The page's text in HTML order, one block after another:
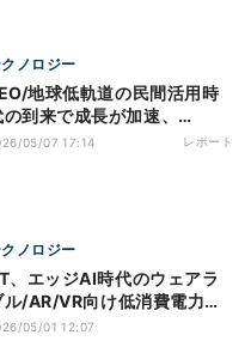
ノロジー
地球低軌道の民間活用時
の到来で成長が加速、
の宇宙半
05/07 17:14 レポート
ノロジー
、エッジAI時代のウェアラ
ル/AR/VR向け低消費電力
イメージセンサを発表
05/01 12:07